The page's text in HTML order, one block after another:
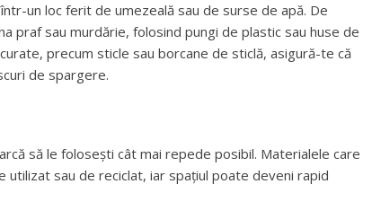
un loc ferit de umezeală sau de surse de apă. De
praf sau murdărie, folosind pungi de plastic sau huse de
precum sticle sau borcane de sticlă, asigură-te că
de spargere.
să le folosești cât mai repede posibil. Materialele care
sau de reciclat, iar spațiul poate deveni rapid